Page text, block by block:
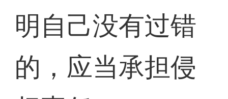
明自己没有过错
的，应当承担侵